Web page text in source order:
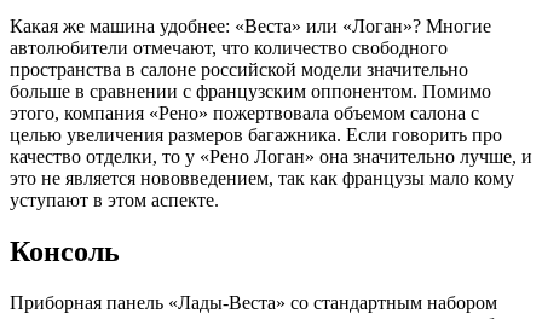
Какая же машина удобнее: «Веста» или «Логан»? Многие
автолюбители отмечают, что количество свободного
пространства в салоне российской модели значительно
больше в сравнении с французским оппонентом. Помимо
этого, компания «Рено» пожертвовала объемом салона с
целью увеличения размеров багажника. Если говорить про
качество отделки, то у «Рено Логан» она значительно лучше, и
это не является нововведением, так как французы мало кому
уступают в этом аспекте.
Консоль
Приборная панель «Лады-Веста» со стандартным набором